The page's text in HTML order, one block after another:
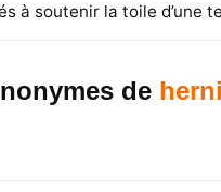
à soutenir la toile d’une
de